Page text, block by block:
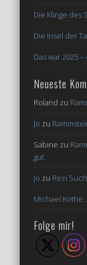
Die Klinge des
Die Insel der
Das war 2025
Neueste
Roland zu
Jo zu
Sabine zu
gut
Jo zu Rezi
Michael
Folge mir!